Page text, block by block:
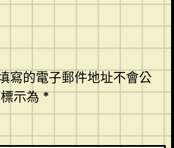
寫的電子郵件地址不會公
示為*